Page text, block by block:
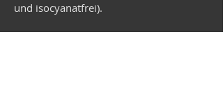
und isocyanatfrei).